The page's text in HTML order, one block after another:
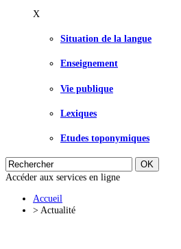
X
Situation de la langue
Enseignement
Vie publique
Lexiques
Etudes toponymiques
Accéder aux services en ligne
Accueil
>Actualité